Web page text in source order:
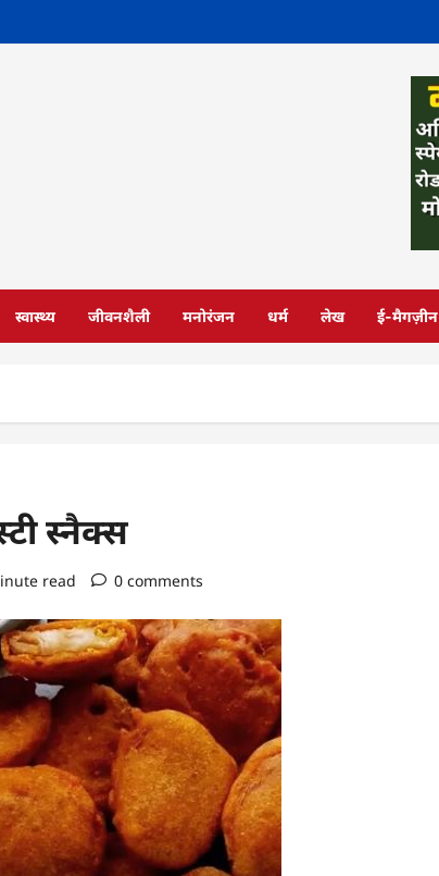
स्वास्थ्य जीवनशैली मनोरंजन धर्म लेख ई-मैगज़ीन
स्नैक्स
read 0 comments